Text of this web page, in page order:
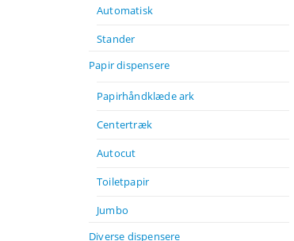
Automatisk
Stander
Papir dispensere
Papirhåndklæde ark
Centertræk
Autocut
Toiletpapir
Jumbo
Diverse dispensere